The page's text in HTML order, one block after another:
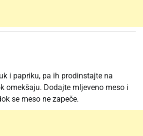
i papriku, pa ih prodinstajte na
omekšaju. Dodajte mljeveno meso i
se meso ne zapeče.